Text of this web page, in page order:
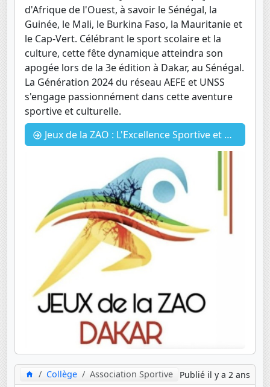
d'Afrique de l'Ouest, à savoir le Sénégal, la
Guinée, le Mali, le Burkina Faso, la Mauritanie et
le Cap-Vert. Célébrant le sport scolaire et la
culture, cette fête dynamique atteindra son
apogée lors de la 3e édition à Dakar, au Sénégal.
La Génération 2024 du réseau AEFE et UNSS
s'engage passionnément dans cette aventure
sportive et culturelle.
Jeux de la ZAO : L'Excellence Sportive et Culturelle
Collège Association Sportive Publié il y a 2 ans